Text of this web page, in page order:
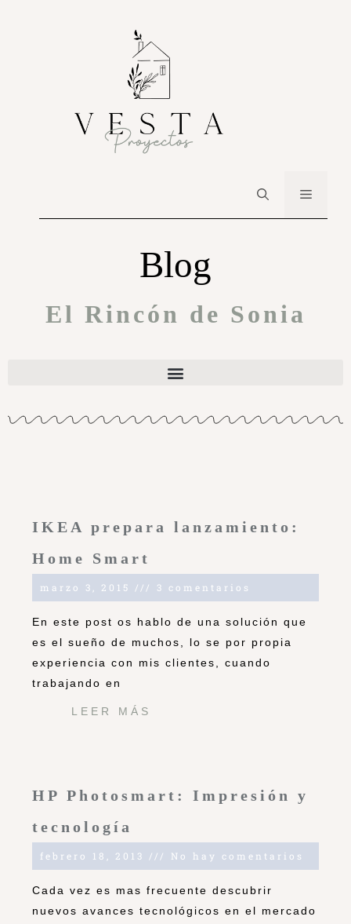
Blog
El Rincón de Sonia
IKEA prepara lanzamiento:
Home Smart
marzo 3, 2015 3 comentarios
En este post os hablo de una solución que
es el sueño de muchos, lo se por propia
experiencia con mis clientes, cuando
trabajando en
LEER MÁS
HP Photosmart: Impresión y
tecnología
febrero 18, 2013 No hay comentarios
Cada vez es mas frecuente descubrir
nuevos avances tecnológicos en el mercado